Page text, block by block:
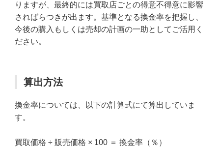
りますが、最終的には買取店ごとの得意不得意に影響
さればらつきが出ます。基準となる換金率を把握し、
今後の購入もしくは売却の計画の一助としてご活用く
ださい。
算出方法
換金率については、以下の計算式にて算出していま
す。
買取価格 ÷ 販売価格 × 100 ＝ 換金率（％）